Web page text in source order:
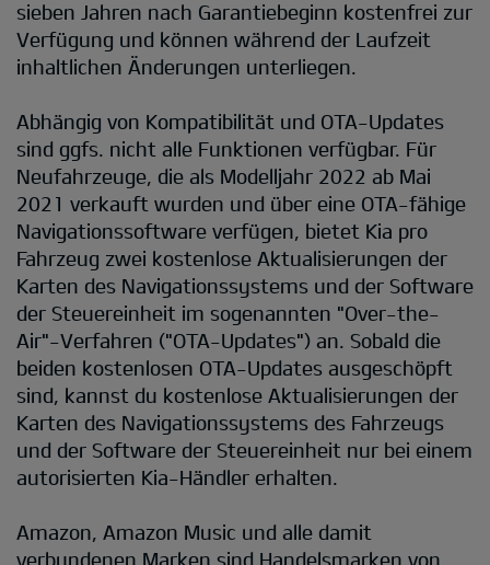
sieben Jahren nach Garantiebeginn kostenfrei zur
Verfügung und können während der Laufzeit
inhaltlichen Änderungen unterliegen.
Abhängig von Kompatibilität und OTA-Updates
sind ggfs. nicht alle Funktionen verfügbar. Für
Neufahrzeuge, die als Modelljahr 2022 ab Mai
2021 verkauft wurden und über eine OTA-fähige
Navigationssoftware verfügen, bietet Kia pro
Fahrzeug zwei kostenlose Aktualisierungen der
Karten des Navigationssystems und der Software
der Steuereinheit im sogenannten "Over-the-
Air"-Verfahren ("OTA-Updates") an. Sobald die
beiden kostenlosen OTA-Updates ausgeschöpft
sind, kannst du kostenlose Aktualisierungen der
Karten des Navigationssystems des Fahrzeugs
und der Software der Steuereinheit nur bei einem
autorisierten Kia-Händler erhalten.
Amazon, Amazon Music und alle damit
verbundenen Marken sind Handelsmarken von